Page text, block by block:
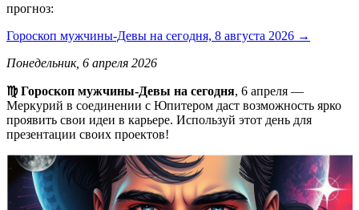
прогноз:
Гороскоп мужчины-Девы на сегодня, 8 августа 2026 →
Понедельник, 6 апреля 2026
♍️ Гороскоп мужчины-Девы на сегодня, 6 апреля —
Меркурий в соединении с Юпитером даст возможность ярко
проявить свои идеи в карьере. Используй этот день для
презентации своих проектов!